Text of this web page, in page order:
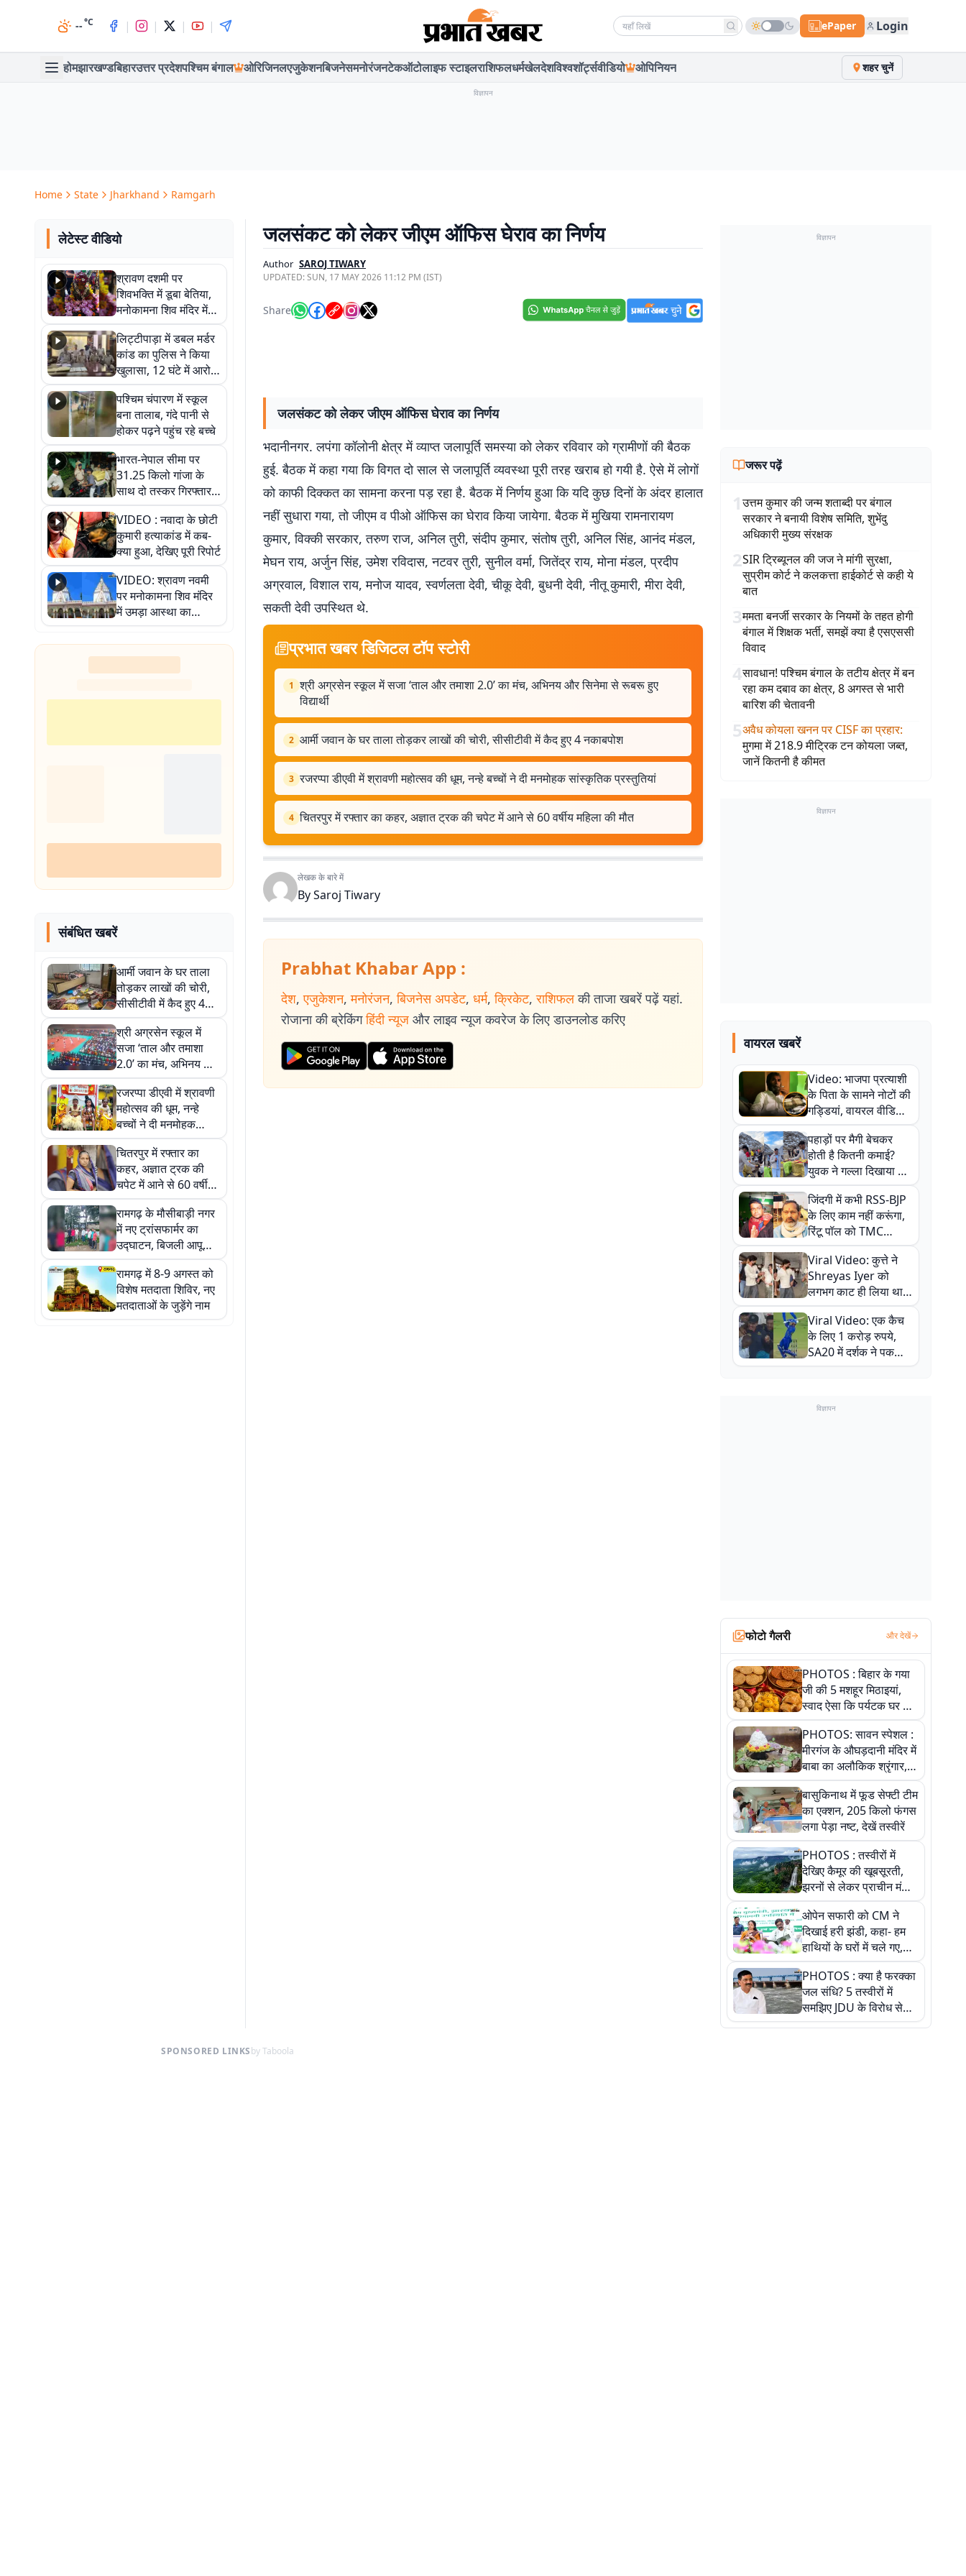
--°C | | | | Search news ePaper Login
होमझारखण्डबिहारउत्तर प्रदेशपश्चिम बंगाल ओरिजिनलएजुकेशनबिजनेसमनोरंजनटेकऑटोलाइफ स्टाइलराशिफलधर्मखेलदेशविश्वशॉर्ट्सवीडियो ओपिनियन शहर चुनें
विज्ञापन
Home State Jharkhand Ramgarh
लेटेस्ट वीडियो
श्रावण दशमी पर
शिवभक्ति में डूबा बेतिया,
मनोकामना शिव मंदिर में
हुआ भव्य श्रृंगार
लिट्टीपाड़ा में डबल मर्डर
कांड का पुलिस ने किया
खुलासा, 12 घंटे में आरोपी
गिरफ्तार
पश्चिम चंपारण में स्कूल
बना तालाब, गंदे पानी से
होकर पढ़ने पहुंच रहे बच्चे
भारत-नेपाल सीमा पर
31.25 किलो गांजा के
साथ दो तस्कर गिरफ्तार,
नेपाली नंबर की बाइक
जब्त
VIDEO : नवादा के छोटी
कुमारी हत्याकांड में कब-
क्या हुआ, देखिए पूरी रिपोर्ट
VIDEO: श्रावण नवमी
पर मनोकामना शिव मंदिर
में उमड़ा आस्था का
सैलाब, हर-हर महादेव के
जयघोष से गूंजा परिसर
संबंधित खबरें
आर्मी जवान के घर ताला
तोड़कर लाखों की चोरी,
सीसीटीवी में कैद हुए 4
नकाबपोश
श्री अग्रसेन स्कूल में
सजा ‘ताल और तमाशा
2.0’ का मंच, अभिनय और
सिनेमा से रूबरू हुए
विद्यार्थी
रजरप्पा डीएवी में श्रावणी
महोत्सव की धूम, नन्हे
बच्चों ने दी मनमोहक
सांस्कृतिक प्रस्तुतियां
चितरपुर में रफ्तार का
कहर, अज्ञात ट्रक की
चपेट में आने से 60 वर्षीय
महिला की मौत
रामगढ़ के मौसीबाड़ी नगर
में नए ट्रांसफार्मर का
उद्घाटन, बिजली आपूर्ति
हुई बहाल
रामगढ़ में 8-9 अगस्त को
विशेष मतदाता शिविर, नए
मतदाताओं के जुड़ेंगे नाम
जलसंकट को लेकर जीएम ऑफिस घेराव का निर्णय
Author SAROJ TIWARY
UPDATED:SUN, 17 MAY 2026 11:12 PM (IST)
Share
जलसंकट को लेकर जीएम ऑफिस घेराव का निर्णय
भदानीनगर. लपंगा कॉलोनी क्षेत्र में व्याप्त जलापूर्ति समस्या को लेकर रविवार को ग्रामीणों की बैठक
हुई. बैठक में कहा गया कि विगत दो साल से जलापूर्ति व्यवस्था पूरी तरह खराब हो गयी है. ऐसे में लोगों
को काफी दिक्कत का सामना करना पड़ रहा है. बैठक में निर्णय हुआ कि यदि कुछ दिनों के अंदर हालात
नहीं सुधारा गया, तो जीएम व पीओ ऑफिस का घेराव किया जायेगा. बैठक में मुखिया रामनारायण
कुमार, विक्की सरकार, तरुण राज, अनिल तुरी, संदीप कुमार, संतोष तुरी, अनिल सिंह, आनंद मंडल,
मेघन राय, अर्जुन सिंह, उमेश रविदास, नटवर तुरी, सुनील वर्मा, जितेंद्र राय, मोना मंडल, प्रदीप
अग्रवाल, विशाल राय, मनोज यादव, स्वर्णलता देवी, चीकू देवी, बुधनी देवी, नीतू कुमारी, मीरा देवी,
सकती देवी उपस्थित थे.
प्रभात खबर डिजिटल टॉप स्टोरी
1 श्री अग्रसेन स्कूल में सजा ‘ताल और तमाशा 2.0’ का मंच, अभिनय और सिनेमा से रूबरू हुए
विद्यार्थी
2 आर्मी जवान के घर ताला तोड़कर लाखों की चोरी, सीसीटीवी में कैद हुए 4 नकाबपोश
3 रजरप्पा डीएवी में श्रावणी महोत्सव की धूम, नन्हे बच्चों ने दी मनमोहक सांस्कृतिक प्रस्तुतियां
4 चितरपुर में रफ्तार का कहर, अज्ञात ट्रक की चपेट में आने से 60 वर्षीय महिला की मौत
लेखक के बारे में
BySaroj Tiwary
Prabhat Khabar App :
देश, एजुकेशन, मनोरंजन, बिजनेस अपडेट, धर्म, क्रिकेट, राशिफल की ताजा खबरें पढ़ें यहां.
रोजाना की ब्रेकिंग हिंदी न्यूज और लाइव न्यूज कवरेज के लिए डाउनलोड करिए
विज्ञापन
जरूर पढ़ें
1उत्तम कुमार की जन्म शताब्दी पर बंगाल
सरकार ने बनायी विशेष समिति, शुभेंदु
अधिकारी मुख्य संरक्षक
2SIR ट्रिब्यूनल की जज ने मांगी सुरक्षा,
सुप्रीम कोर्ट ने कलकत्ता हाईकोर्ट से कही ये
बात
3ममता बनर्जी सरकार के नियमों के तहत होगी
बंगाल में शिक्षक भर्ती, समझें क्या है एसएससी
विवाद
4सावधान! पश्चिम बंगाल के तटीय क्षेत्र में बन
रहा कम दबाव का क्षेत्र, 8 अगस्त से भारी
बारिश की चेतावनी
5अवैध कोयला खनन पर CISF का प्रहार:
मुगमा में 218.9 मीट्रिक टन कोयला जब्त,
जानें कितनी है कीमत
विज्ञापन
वायरल खबरें
Video: भाजपा प्रत्याशी
के पिता के सामने नोटों की
गड्डियां, वायरल वीडियो
से राजनीति में उबाल,
अजित महतो बोले- TMC
की गंदी चाल
पहाड़ों पर मैगी बेचकर
होती है कितनी कमाई?
युवक ने गल्ला दिखाया तो
नौकरी वालों के खड़े हो गए
कान
जिंदगी में कभी RSS-BJP
के लिए काम नहीं करूंगा,
रिंटू पॉल को TMC
ऑफिस में ले जाकर पीटा,
Video वायरल
Viral Video: कुत्ते ने
Shreyas Iyer को
लगभग काट ही लिया था,
न्यूजीलैंड सीरीज से पहले
बाल-बाल बचे
Viral Video: एक कैच
के लिए 1 करोड़ रुपये,
SA20 में दर्शक ने पकड़ा
एक हाथ से गजब का कैच
विज्ञापन
फोटो गैलरी और देखें
PHOTOS : बिहार के गया
जी की 5 मशहूर मिठाइयां,
स्वाद ऐसा कि पर्यटक घर ले
जाना नहीं भूलते, तस्वीरों में
देखें
PHOTOS: सावन स्पेशल :
मीरगंज के औघड़दानी मंदिर में
बाबा का अलौकिक श्रृंगार,
तस्वीरों में देखें महादेव के कई
मनमोहक स्वरूप
बासुकिनाथ में फूड सेफ्टी टीम
का एक्शन, 205 किलो फंगस
लगा पेड़ा नष्ट, देखें तस्वीरें
PHOTOS : तस्वीरों में
देखिए कैमूर की खूबसूरती,
झरनों से लेकर प्राचीन मंदिरों
तक प्रकृति और आस्था का
अद्भुत संगम
ओपेन सफारी को CM ने
दिखाई हरी झंडी, कहा- हम
हाथियों के घरों में चले गए,
देखें तस्वीरें
PHOTOS : क्या है फरक्का
जल संधि? 5 तस्वीरों में
समझिए JDU के विरोध से
लेकर बिहार पर असर तक
SPONSORED LINKSby Taboola